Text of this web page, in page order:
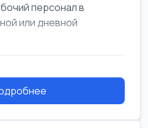
персонал в
или дневной
дл...